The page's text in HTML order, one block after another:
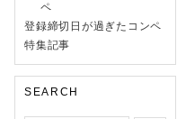
ペ
登録締切日が過ぎたコンペ
特集記事
SEARCH